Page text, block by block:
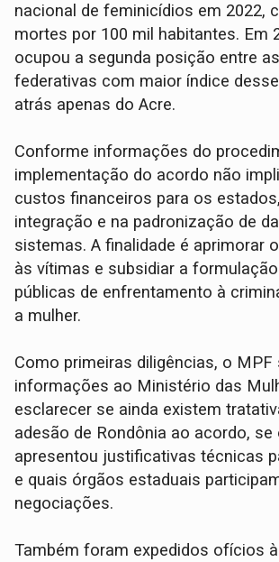
nacional de feminicídios em 2022,
mortes por 100 mil habitantes. Em
ocupou a segunda posição entre
federativas com maior índice
atrás apenas do Acre.
Conforme informações do
implementação do acordo não
custos financeiros para os
integração e na padronização de
sistemas. A finalidade é aprimorar
às vítimas e subsidiar a
públicas de enfrentamento à
a mulher.
Como primeiras diligências, o MPF
informações ao Ministério das
esclarecer se ainda existem
adesão de Rondônia ao acordo, se
apresentou justificativas técnicas
e quais órgãos estaduais
negociações.
Também foram expedidos ofícios